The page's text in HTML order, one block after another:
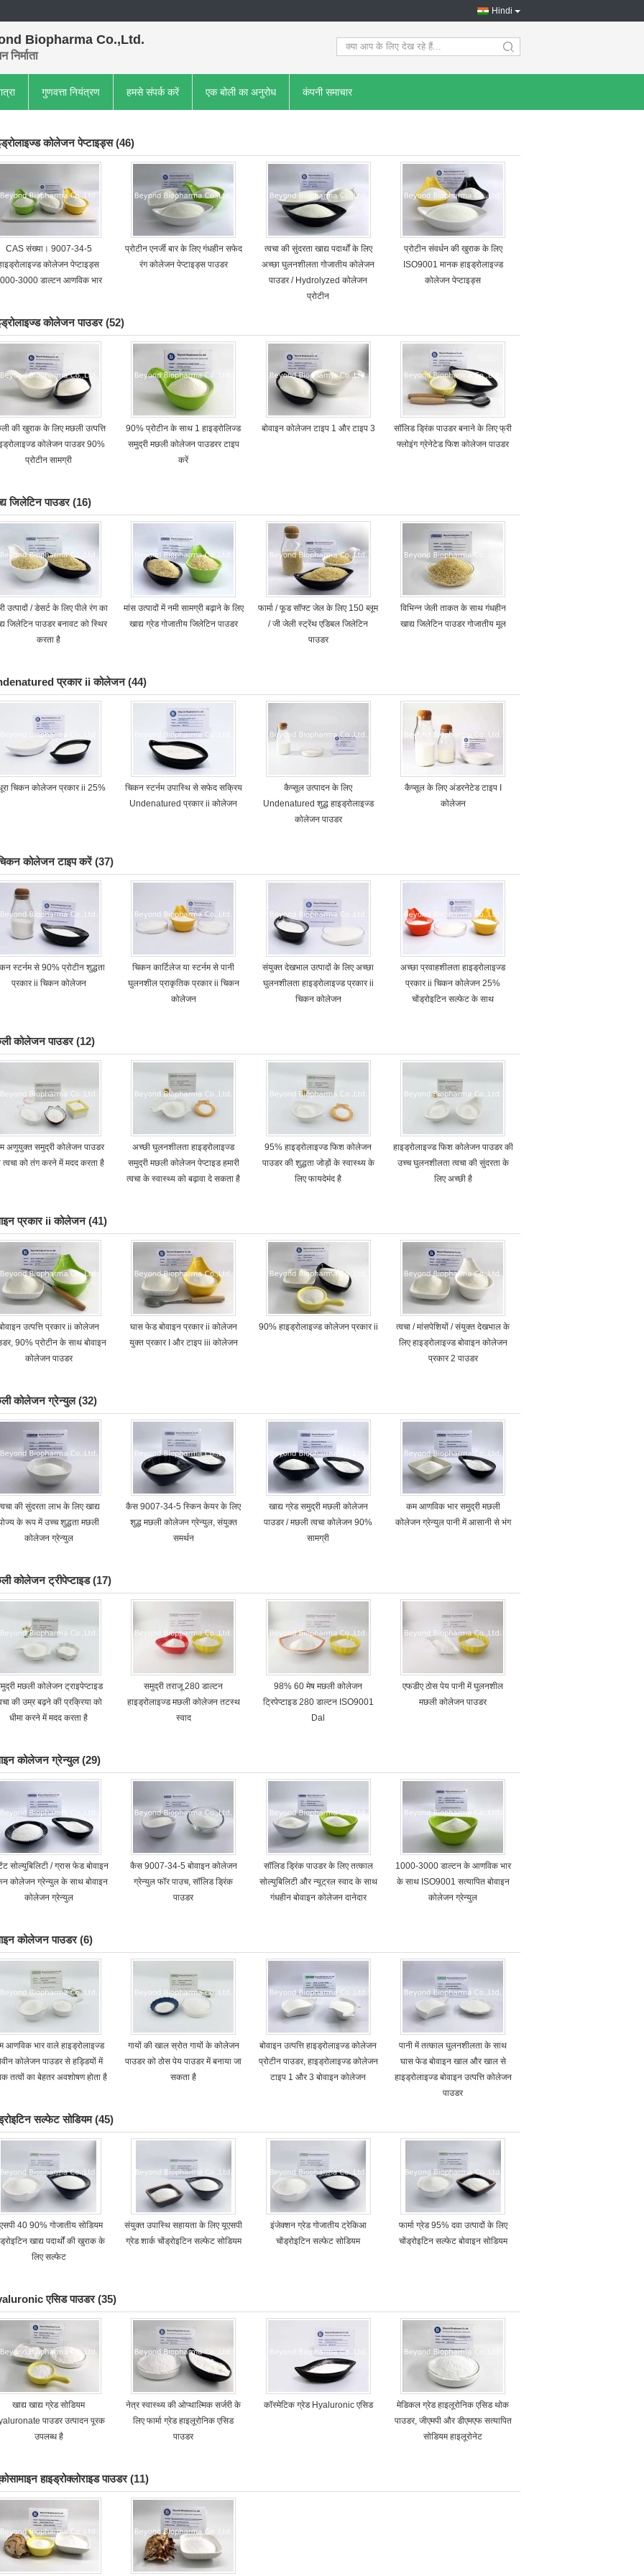
Hindi
Biopharma Co.,Ltd.
search
गुणवत्ता नियंत्रण हमसे संपर्क करें एक बोली का अनुरोध कंपनी समाचार
कोलेजन पेप्टाइड्स (46)
CAS संख्या। 9007-34-5
कोलेजन पेप्टाइड्स
3000 डाल्टन आणविक भार
प्रोटीन एनर्जी बार के लिए गंधहीन सफेद
रंग कोलेजन पेप्टाइड्स पाउडर
त्वचा की सुंदरता खाद्य पदार्थों के लिए
अच्छा घुलनशीलता गोजातीय कोलेजन
पाउडर / Hydrolyzed कोलेजन
प्रोटीन
प्रोटीन संवर्धन की खुराक के लिए
ISO9001 मानक हाइड्रोलाइज्ड
कोलेजन पेप्टाइड्स
कोलेजन पाउडर (52)
की खुराक के लिए मछली उत्पत्ति
कोलेजन पाउडर 90%
प्रोटीन सामग्री
90% प्रोटीन के साथ 1 हाइड्रोलिज्ड
समुद्री मछली कोलेजन पाउडरर टाइप
करें
बोवाइन कोलेजन टाइप 1 और टाइप 3
सॉलिड ड्रिंक पाउडर बनाने के लिए फ्री
फ्लोइंग ग्रेनेटेड फिश कोलेजन पाउडर
जिलेटिन पाउडर (16)
उत्पादों / डेसर्ट के लिए पीले रंग का
जिलेटिन पाउडर बनावट को स्थिर
करता है
मांस उत्पादों में नमी सामग्री बढ़ाने के लिए
खाद्य ग्रेड गोजातीय जिलेटिन पाउडर
फार्मा / फूड सॉफ्ट जेल के लिए 150 ब्लूम
/ जी जेली स्ट्रेंथ एडिबल जिलेटिन
पाउडर
विभिन्न जेली ताकत के साथ गंधहीन
खाद्य जिलेटिन पाउडर गोजातीय मूल
प्रकार ii कोलेजन (44)
चिकन कोलेजन प्रकार ii 25%
चिकन स्टर्नम उपास्थि से सफेद सक्रिय
Undenatured प्रकार ii कोलेजन
कैप्सूल उत्पादन के लिए
Undenatured शुद्ध हाइड्रोलाइज्ड
कोलेजन पाउडर
कैप्सूल के लिए अंडरनेटेड टाइप I
कोलेजन
कोलेजन टाइप करें (37)
स्टर्नम से 90% प्रोटीन शुद्धता
प्रकार ii चिकन कोलेजन
चिकन कार्टिलेज या स्टर्नम से पानी
घुलनशील प्राकृतिक प्रकार ii चिकन
कोलेजन
संयुक्त देखभाल उत्पादों के लिए अच्छा
घुलनशीलता हाइड्रोलाइज्ड प्रकार ii
चिकन कोलेजन
अच्छा प्रवाहशीलता हाइड्रोलाइज्ड
प्रकार ii चिकन कोलेजन 25%
चोंड्रोइटिन सल्फेट के साथ
कोलेजन पाउडर (12)
अणुयुक्त समुद्री कोलेजन पाउडर
त्वचा को तंग करने में मदद करता है
अच्छी घुलनशीलता हाइड्रोलाइज्ड
समुद्री मछली कोलेजन पेप्टाइड हमारी
त्वचा के स्वास्थ्य को बढ़ावा दे सकता है
95% हाइड्रोलाइज्ड फिश कोलेजन
पाउडर की शुद्धता जोड़ों के स्वास्थ्य के
लिए फायदेमंद है
हाइड्रोलाइज्ड फिश कोलेजन पाउडर की
उच्च घुलनशीलता त्वचा की सुंदरता के
लिए अच्छी है
प्रकार ii कोलेजन (41)
उत्पत्ति प्रकार ii कोलेजन
90% प्रोटीन के साथ बोवाइन
कोलेजन पाउडर
घास फेड बोवाइन प्रकार ii कोलेजन
युक्त प्रकार I और टाइप iii कोलेजन
90% हाइड्रोलाइज्ड कोलेजन प्रकार ii
त्वचा / मांसपेशियों / संयुक्त देखभाल के
लिए हाइड्रोलाइज्ड बोवाइन कोलेजन
प्रकार 2 पाउडर
कोलेजन ग्रेन्युल (32)
की सुंदरता लाभ के लिए खाद्य
के रूप में उच्च शुद्धता मछली
कोलेजन ग्रेन्युल
कैस 9007-34-5 स्किन केयर के लिए
शुद्ध मछली कोलेजन ग्रेन्युल, संयुक्त
समर्थन
खाद्य ग्रेड समुद्री मछली कोलेजन
पाउडर / मछली त्वचा कोलेजन 90%
सामग्री
कम आणविक भार समुद्री मछली
कोलेजन ग्रेन्युल पानी में आसानी से भंग
कोलेजन ट्रीपेप्टाइड (17)
मछली कोलेजन ट्राइपेप्टाइड
की उम्र बढ़ने की प्रक्रिया को
धीमा करने में मदद करता है
समुद्री तराजू 280 डाल्टन
हाइड्रोलाइज्ड मछली कोलेजन तटस्थ
स्वाद
98% 60 मेष मछली कोलेजन
ट्रिपेप्टाइड 280 डाल्टन ISO9001
Dal
एफडीए ठोस पेय पानी में घुलनशील
मछली कोलेजन पाउडर
कोलेजन ग्रेन्युल (29)
सोल्युबिलिटी / ग्रास फेड बोवाइन
कोलेजन ग्रेन्युल के साथ बोवाइन
कोलेजन ग्रेन्युल
कैस 9007-34-5 बोवाइन कोलेजन
ग्रेन्युल फॉर पाउच, सॉलिड ड्रिंक
पाउडर
सॉलिड ड्रिंक पाउडर के लिए तत्काल
सोल्युबिलिटी और न्यूट्रल स्वाद के साथ
गंधहीन बोवाइन कोलेजन दानेदार
1000-3000 डाल्टन के आणविक भार
के साथ ISO9001 सत्यापित बोवाइन
कोलेजन ग्रेन्युल
कोलेजन पाउडर (6)
आणविक भार वाले हाइड्रोलाइज्ड
कोलेजन पाउडर से हड्डियों में
तत्वों का बेहतर अवशोषण होता है
गायों की खाल स्रोत गायों के कोलेजन
पाउडर को ठोस पेय पाउडर में बनाया जा
सकता है
बोवाइन उत्पत्ति हाइड्रोलाइज्ड कोलेजन
प्रोटीन पाउडर, हाइड्रोलाइज्ड कोलेजन
टाइप 1 और 3 बोवाइन कोलेजन
पानी में तत्काल घुलनशीलता के साथ
घास फेड बोवाइन खाल और खाल से
हाइड्रोलाइज्ड बोवाइन उत्पत्ति कोलेजन
पाउडर
सल्फेट सोडियम (45)
40 90% गोजातीय सोडियम
खाद्य पदार्थों की खुराक के
लिए सल्फेट
संयुक्त उपास्थि सहायता के लिए यूएसपी
ग्रेड शार्क चोंड्रोइटिन सल्फेट सोडियम
इंजेक्शन ग्रेड गोजातीय ट्रेकिआ
चोंड्रोइटिन सल्फेट सोडियम
फार्मा ग्रेड 95% दवा उत्पादों के लिए
चोंड्रोइटिन सल्फेट बोवाइन सोडियम
एसिड पाउडर (35)
खाद्य खाद्य ग्रेड सोडियम
पाउडर उत्पादन पूरक
उपलब्ध है
नेत्र स्वास्थ्य की ओप्थाल्मिक सर्जरी के
लिए फार्मा ग्रेड हाइलूरोनिक एसिड
पाउडर
कॉस्मेटिक ग्रेड Hyaluronic एसिड
मेडिकल ग्रेड हाइलूरोनिक एसिड थोक
पाउडर, जीएमपी और डीएमएफ सत्यापित
सोडियम हाइलूरोनेट
हाइड्रोक्लोराइड पाउडर (11)